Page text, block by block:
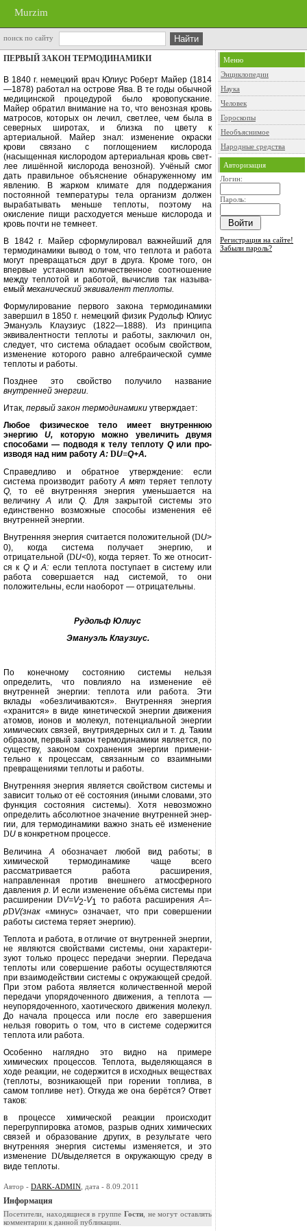
Murzim
поиск по сайту
ПЕРВЫЙ ЗАКОН ТЕРМОДИНАМИКИ
В 1840 г. немецкий врач Юлиус Ро­берт Майер (1814
—1878) работал на острове Ява. В те годы обычной
ме­дицинской процедурой было крово­пускание.
Майер обратил внимание на то, что венозная кровь
матросов, которых он лечил, светлее, чем была в
северных широтах, и близка по цве­ту к
артериальной. Майер знал: изме­нение окраски
крови связано с погло­щением кислорода
(насыщенная кислородом артериальная кровь свет­
лее лишённой кислорода венозной). Учёный смог
дать правильное объяс­нение обнаруженному им
явлению. В жарком климате для поддержания
постоянной температуры тела орга­низм должен
вырабатывать меньше теплоты, поэтому на
окисление пищи расходуется меньше кислорода и
кровь почти не темнеет.
В 1842 г. Майер сформулировал важнейший для
термодинамики вы­вод о том, что теплота и работа
мо­гут превращаться друг в друга. Кроме того, он
впервые установил количе­ственное соотношение
между тепло­той и работой, вычислив так называ­
емый механический эквивалент теплоты.
Формулирование первого закона термодинамики
завершил в 1850 г. немецкий физик Рудольф Юлиус
Эмануэль Клаузиус (1822—1888). Из принципа
эквивалентности теплоты и работы, заключил он,
следует, что система обладает особым свойством,
изменение которого равно алгебраи­ческой сумме
теплоты и работы.
Позднее это свойство получило на­звание
внутренней энергии.
Итак, первый закон термодинами­ки утверждает:
Любое физическое тело име­ет внутреннюю
энергиюU, которую можно увеличить двумя
способами — подводя к телу теплоту Qили про­
изводя над ним работу А: DU=Q+A.
Справедливо и обратное утвержде­ние: если
система производит работуА мят теряет теплоту
Q,то её внутрен­няя энергия уменьшается на
величинуА илиQ. Для закрытой системы это
единственно возможные способы из­менения её
внутренней энергии.
Внутренняя энергия считается по­ложительной (DU>
0), когда система получает энергию, и
отрицательной (DU<0), когда теряет. То же относит­
ся к Q иА: если теплота поступает в систему или
работа совершается над системой, то они
положительны, ес­ли наоборот — отрицательны.
Рудольф Юлиус
Эмануэль Клаузиус.
По конечному состоянию системы нельзя
определить, что повлияло на изменение её
внутренней энергии: теплота или работа. Эти
вклады «обез­личиваются». Внутренняя энергия
«хранится» в виде кинетической энер­гии движения
атомов, ионов и моле­кул, потенциальной энергии
химиче­ских связей, внутриядерных сил и т. д. Таким
образом, первый закон термо­динамики является, по
существу, зако­ном сохранения энергии примени­
тельно к процессам, связанным со взаимными
превращениями теплоты и работы.
Внутренняя энергия является свойством системы и
зависит только от её состояния (иными словами, это
функция состояния системы). Хотя невозможно
определить абсо­лютное значение внутренней энер­
гии, для термодинамики важно знать её изменение
DU в конкретном про­цессе.
ВеличинаAобозначает любой вид работы; в
химической термодинами­ке чаще всего
рассматривается рабо­та расширения,
направленная против внешнего атмосферного
давления р. И если изменение объёма системы при
расширении DV=V2-V1 то ра­бота расширения A=-
pDV(знак«ми­нус» означает, что при совершении
работы система теряет энергию).
Теплота и работа, в отличие от внутренней энергии,
не являются свойствами системы, они характери­
зуют только процесс передачи энер­гии. Передача
теплоты или соверше­ние работы осуществляются
при взаимодействии системы с окружаю­щей средой.
При этом работа являет­ся количественной мерой
передачи упорядоченного движения, а тепло­та —
неупорядоченного, хаотического движения молекул.
До начала процес­са или после его завершения
нельзя говорить о том, что в системе содер­жится
теплота или работа.
Особенно наглядно это видно на примере
химических процессов. Теп­лота, выделяющаяся в
ходе реакции, не содержится в исходных веществах
(теплоты, возникающей при горе­нии топлива, в
самом топливе нет). Откуда же она берётся? Ответ
таков:
в процессе химической реакции про­исходит
перегруппировка атомов, разрыв одних химических
связей и образование других, в результате чего
внутренняя энергия системы изменя­ется, и это
изменение DUвыделяется в окружающую среду в
виде теплоты.
Автор - DARK-ADMIN , дата - 8.09.2011
Информация
Посетители, находящиеся в группе Гости, не могут оставлять
комментарии к данной публикации.
Меню
Энциклопедии
Наука
Человек
Гороскопы
Необъяснимое
Народные средства
Авторизация
Логин:
Пароль:
Регистрация на сайте!
Забыли пароль?